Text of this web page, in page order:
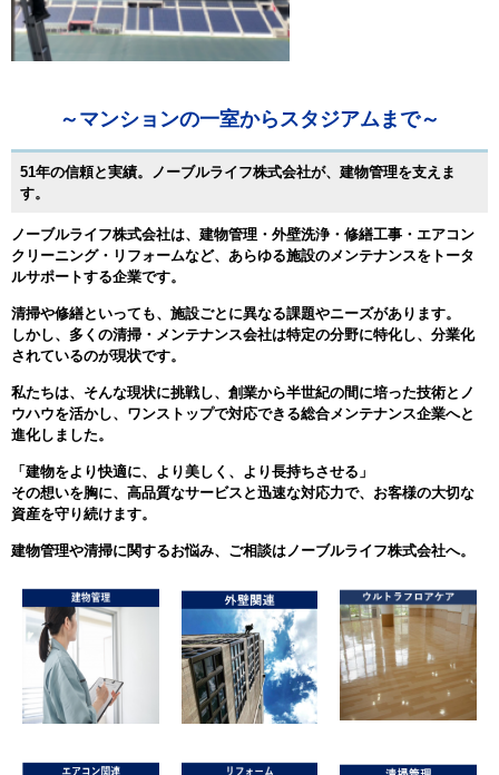
お問合せ
～マンションの一室からスタジアムまで～
51年の信頼と実績。ノーブルライフ株式会社が、建物管理を支えま
す。
ノーブルライフ株式会社は、 建物管理・外壁洗浄・修繕工事・エアコン
クリーニング・リフォームなど、あらゆる施設のメンテナンスをトータ
ルサポートする企業です。
清掃や修繕といっても、 施設ごとに異なる課題やニーズがあります。
しかし、多くの清掃・メンテナンス会社は特定の分野に特化し、分業化
されているのが現状です。
私たちは、そんな現状に挑戦し、創業から半世紀の間に培った技術とノ
ウハウを活かし、 ワンストップで対応できる総合メンテナンス企業へと
進化しました。
「建物をより快適に、より美しく、より長持ちさせる」
その想いを胸に、 高品質なサービスと迅速な対応力で、お客様の大切な
資産を守り続けます。
建物管理や清掃に関するお悩み、ご相談はノーブルライフ株式会社へ。